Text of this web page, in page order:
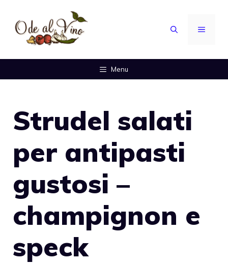
contenuto
MENU
Menu
Strudel salati
per antipasti
gustosi –
champignon e
speck